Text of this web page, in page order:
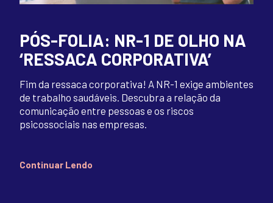
PÓS-FOLIA: NR-1 DE OLHO NA
‘RESSACA CORPORATIVA’
Fim da ressaca corporativa! A NR-1 exige ambientes
de trabalho saudáveis. Descubra a relação da
comunicação entre pessoas e os riscos
psicossociais nas empresas.
Continuar Lendo